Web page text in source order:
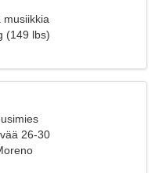
musiikkia
(149 lbs)
26-30